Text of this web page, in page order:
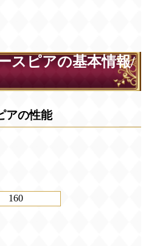
スピアの基本情報/
アの性能
160